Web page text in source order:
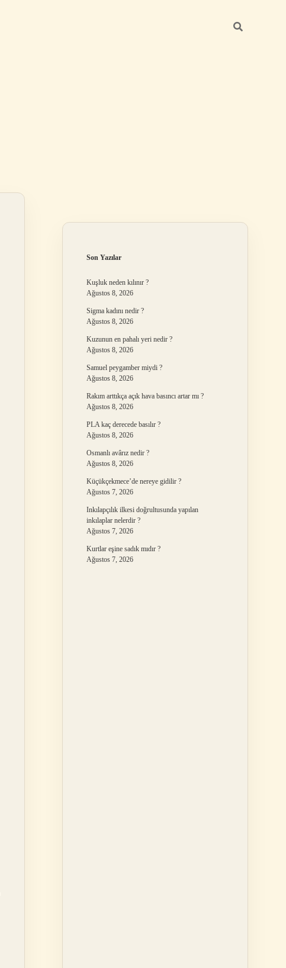
Son Yazılar
Kuşluk neden kılınır ?
Ağustos 8, 2026
Sigma kadını nedir ?
Ağustos 8, 2026
Kuzunun en pahalı yeri nedir ?
Ağustos 8, 2026
Samuel peygamber miydi ?
Ağustos 8, 2026
Rakım arttıkça açık hava basıncı artar mı ?
Ağustos 8, 2026
PLA kaç derecede basılır ?
Ağustos 8, 2026
Osmanlı avârız nedir ?
Ağustos 8, 2026
Küçükçekmece’de nereye gidilir ?
Ağustos 7, 2026
Inkılapçılık ilkesi doğrultusunda yapılan
inkılaplar nelerdir ?
Ağustos 7, 2026
Kurtlar eşine sadık mıdır ?
Ağustos 7, 2026